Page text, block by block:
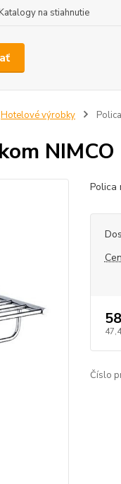
Katalogy na stiahnutie
Hotelové výrobky
Polica
Číslo